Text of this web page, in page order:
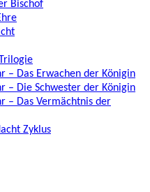
Bischof
– Das Erwachen der Königin
– Die Schwester der Königin
– Das Vermächtnis der
Zyklus